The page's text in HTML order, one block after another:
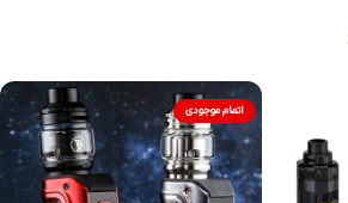
اتمام موجودی